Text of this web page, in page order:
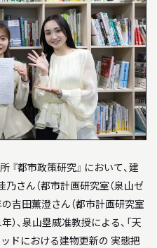
『都市政策研究』 において、建
さん（都市計画研究室（泉山ゼ
の吉田薫澄さん（都市計画研究室
）、泉山塁威准教授による、「天
ドにおける建物更新の 実態把